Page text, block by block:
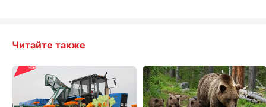
Читайте также